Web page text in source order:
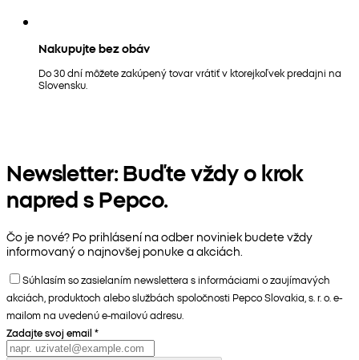
Nakupujte bez obáv
Do 30 dní môžete zakúpený tovar vrátiť v ktorejkoľvek predajni na
Slovensku.
Newsletter: Buďte vždy o krok
napred s Pepco.
Čo je nové? Po prihlásení na odber noviniek budete vždy
informovaný o najnovšej ponuke a akciách.
Súhlasím so zasielaním newslettera s informáciami o zaujímavých
akciách, produktoch alebo službách spoločnosti Pepco Slovakia, s. r. o. e-
mailom na uvedenú e-mailovú adresu.
Zadajte svoj email *